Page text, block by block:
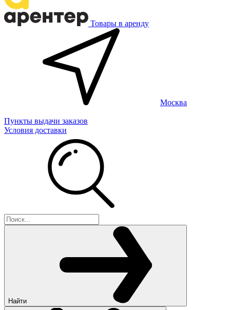
Товары в аренду
Москва
Пункты выдачи заказов
Условия доставки
Найти